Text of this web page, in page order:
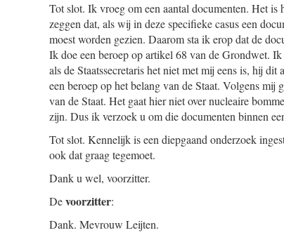
Tot slot. Ik vroeg om een aantal documenten. Het
zeggen dat, als wij in deze specifieke casus een
moest worden gezien. Daarom sta ik erop dat de
Ik doe een beroep op artikel 68 van de Grondwet.
als de Staatssecretaris het niet met mij eens is, hij
een beroep op het belang van de Staat. Volgens mij
van de Staat. Het gaat hier niet over nucleaire
zijn. Dus ik verzoek u om die documenten binnen
Tot slot. Kennelijk is een diepgaand onderzoek
ook dat graag tegemoet.
Dank u wel, voorzitter.
Devoorzitter:
Dank. Mevrouw Leijten.